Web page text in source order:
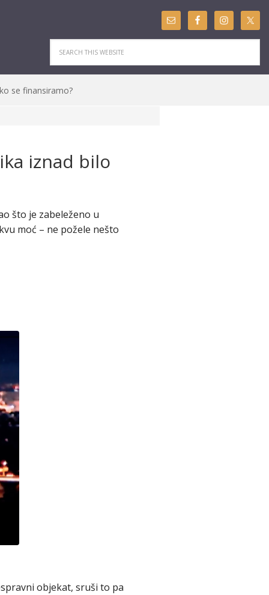
se finansiramo?
iznad bilo
što je zabeleženo u
moć – ne požele nešto
objekat, sruši to pa